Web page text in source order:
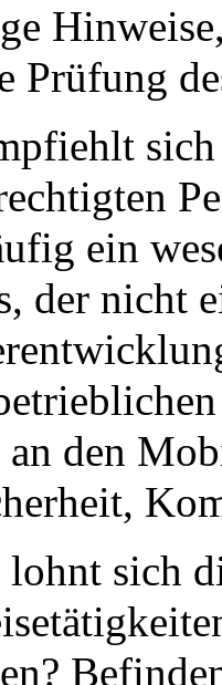
Prüfung
ein
der nicht
an den
sich